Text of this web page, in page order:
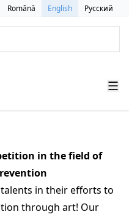
Română English Русский
in the field of
in their efforts to
through art! Our